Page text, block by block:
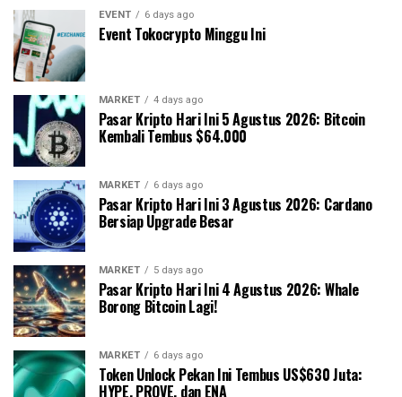
EVENT 6 days ago
Event Tokocrypto Minggu Ini
MARKET 4 days ago
Pasar Kripto Hari Ini 5 Agustus 2026: Bitcoin
Kembali Tembus $64.000
MARKET 6 days ago
Pasar Kripto Hari Ini 3 Agustus 2026: Cardano
Bersiap Upgrade Besar
MARKET 5 days ago
Pasar Kripto Hari Ini 4 Agustus 2026: Whale
Borong Bitcoin Lagi!
MARKET 6 days ago
Token Unlock Pekan Ini Tembus US$630 Juta:
HYPE, PROVE, dan ENA